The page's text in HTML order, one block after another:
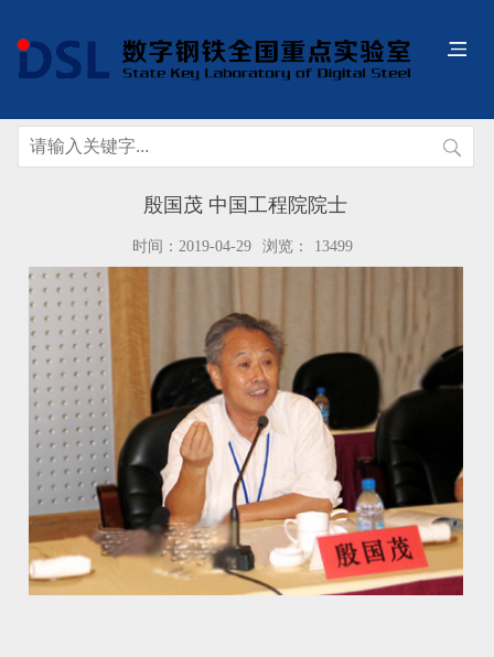
殷国茂 中国工程院院士
时间：2019-04-29 浏览： 13499